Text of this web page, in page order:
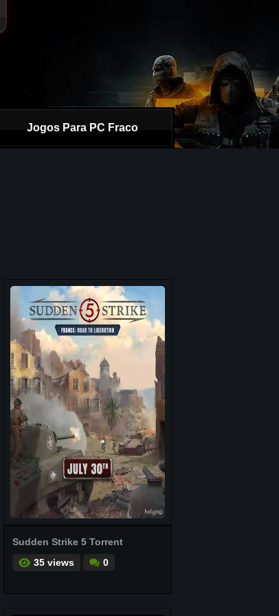
Jogos Para PC Fraco
Sudden Strike 5 Torrent
35 views
0